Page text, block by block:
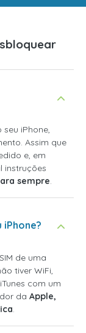
iPhone,
Assim que
e, em
instruções
sempre.
de uma
tiver WiFi,
com um
da Apple,
.